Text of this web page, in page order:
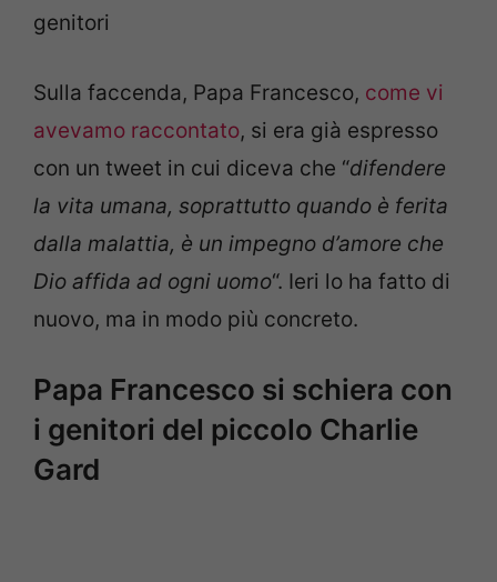
genitori
Sulla faccenda, Papa Francesco, come vi
avevamo raccontato, si era già espresso
con un tweet in cui diceva che “difendere
la vita umana, soprattutto quando è ferita
dalla malattia, è un impegno d’amore che
Dio affida ad ogni uomo“. Ieri lo ha fatto di
nuovo, ma in modo più concreto.
Papa Francesco si schiera con
i genitori del piccolo Charlie
Gard